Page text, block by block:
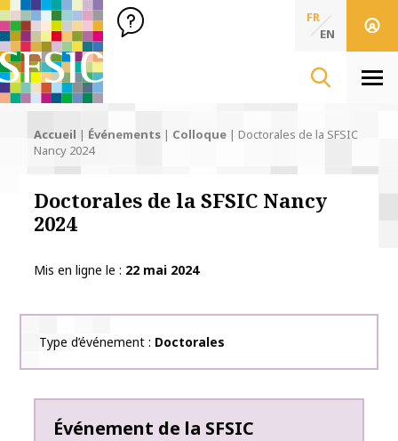
SFSIC Société Française des Sciences de l'Information & de
Société Française des Sciences
de l'Information
FR
EN
Accueil | Événements | Colloque | Doctorales de la SFSIC
Nancy 2024
Doctorales de la SFSIC Nancy
2024
Mis en ligne le 22 mai 2024
Type d’événement Doctorales
Événement de la SFSIC